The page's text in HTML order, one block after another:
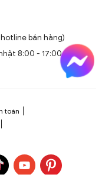
bán hàng)
8:00 - 17:00
toán